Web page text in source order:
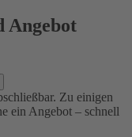
Angebot
Zu einigen
ein Angebot – schnell